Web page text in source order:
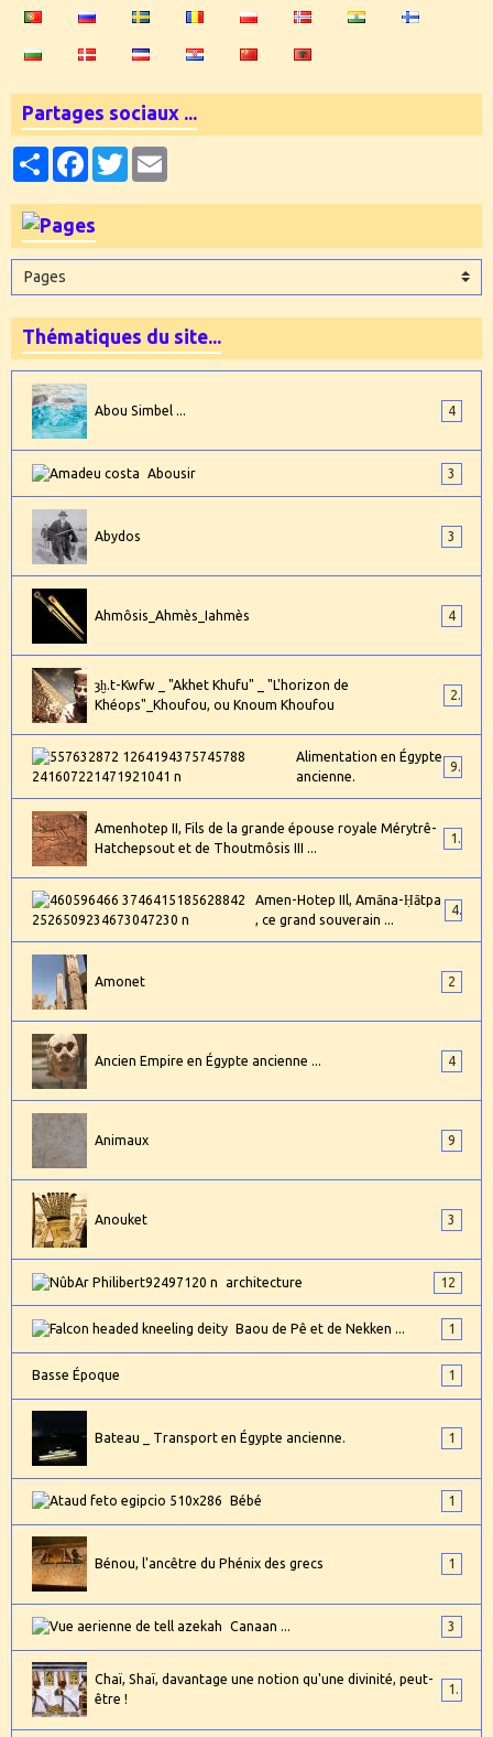
Partages sociaux ...
PartagerFacebookTwitter
Thématiques du site...
Abou Simbel ... 4
Abousir 3
Abydos 3
Ahmôsis_Ahmès_Iahmès 4
ȝḫ.t-Kwfw _ "Akhet Khufu" _ "L'horizon de
Khéops"_Khoufou, ou Knoum Khoufou
2
Alimentation en Égypte
ancienne.
9
Amenhotep II, Fils de la grande épouse royale Mérytrê-
Hatchepsout et de Thoutmôsis III ...
1
Amen-Hotep IIl, Amāna-Ḥātpa
, ce grand souverain ...
4
Amonet 2
Ancien Empire en Égypte ancienne ... 4
Animaux 9
Anouket 3
architecture 12
Baou de Pê et de Nekken ... 1
Basse Époque 1
Bateau _ Transport en Égypte ancienne. 1
Bébé 1
Bénou, l'ancêtre du Phénix des grecs 1
Canaan ... 3
Chaï, Shaï, davantage une notion qu'une divinité, peut-
être !
1